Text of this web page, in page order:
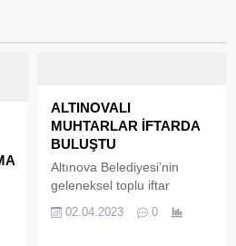
ALTINOVALI
MUHTARLAR İFTARDA
BULUŞTU
Altınova Belediyesi’nin
geleneksel toplu iftar
ilçede görev yapan
02.04.2023 0